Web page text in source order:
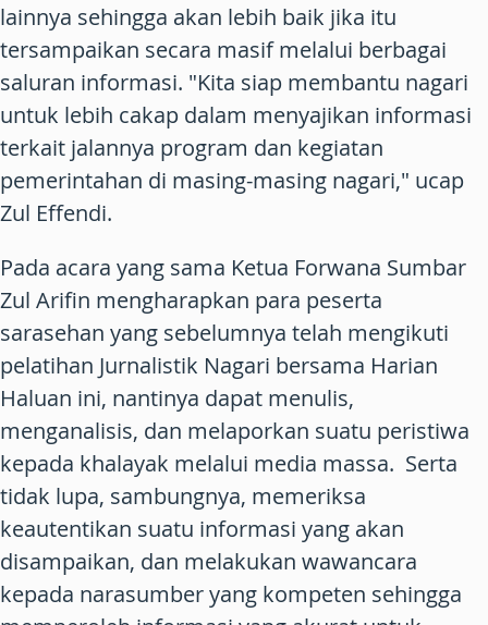
lainnya sehingga akan lebih baik jika itu
tersampaikan secara masif melalui berbagai
saluran informasi. "Kita siap membantu nagari
untuk lebih cakap dalam menyajikan informasi
terkait jalannya program dan kegiatan
pemerintahan di masing-masing nagari," ucap
Zul Effendi.
Pada acara yang sama Ketua Forwana Sumbar
Zul Arifin mengharapkan para peserta
sarasehan yang sebelumnya telah mengikuti
pelatihan Jurnalistik Nagari bersama Harian
Haluan ini, nantinya dapat menulis,
menganalisis, dan melaporkan suatu peristiwa
kepada khalayak melalui media massa. Serta
tidak lupa, sambungnya, memeriksa
keautentikan suatu informasi yang akan
disampaikan, dan melakukan wawancara
kepada narasumber yang kompeten sehingga